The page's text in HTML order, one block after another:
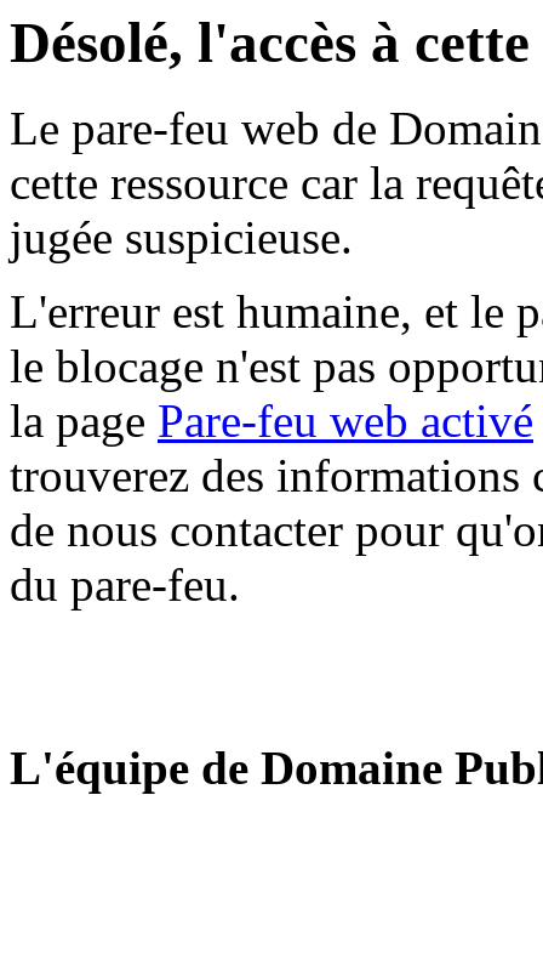
Désolé, l'accès à
Le pare-feu web de
cette ressource car la
jugée suspicieuse.
L'erreur est humaine, et le
le blocage n'est pas
la page Pare-feu web activé
trouverez des informations
de nous contacter pour
du pare-feu.
L'équipe de Domaine